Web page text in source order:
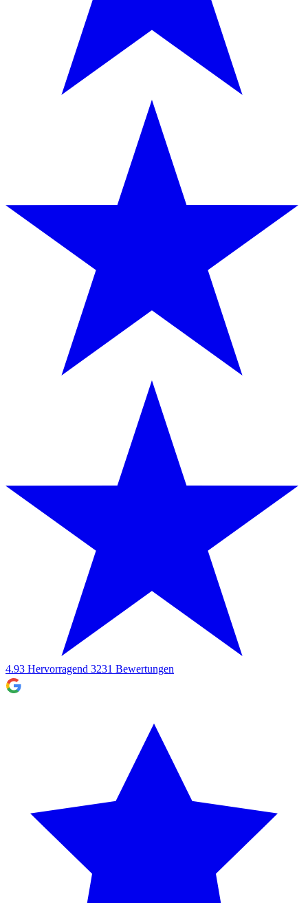
4.93 Hervorragend 3231 Bewertungen